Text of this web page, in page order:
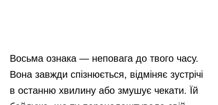
Восьма ознака — неповага до твого часу.
Вона завжди спізнюється, відміняє зустрічі
в останню хвилину або змушує чекати. Їй